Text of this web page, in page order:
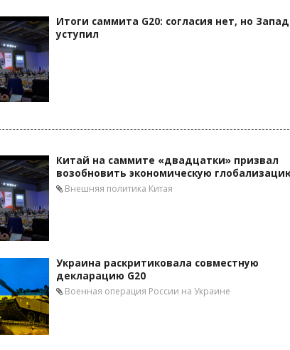
Итоги саммита G20: согласия нет, но Запад
уступил
Китай на саммите «двадцатки» призвал
возобновить экономическую
Внешняя политика Китая
Украина раскритиковала совместную
декларацию G20
Военная операция России на Украине